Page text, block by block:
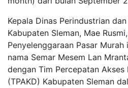
Kepala Dinas Perindustrian
Kabupaten Sleman, Mae
Penyelenggaraan Pasar
nama Semar Mesem Lan
dengan Tim Percepatan Akses
(TPAKD) Kabupaten Sleman